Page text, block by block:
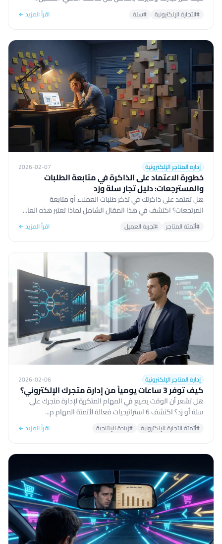
#التجارة الإلكترونية #سلة اقرأ المزيد ←
إدارة المتاجر الإلكترونية 2026-02-07
خطورة الاعتماد على الذاكرة في متابعة الطلبات
والمسترجعات: دليل تجار سلة وزد
هل تعتمد على ذاكرتك في تذكر طلبات العملاء أو متابعة
المرتجعات؟ اكتشف في هذا المقال الشامل لماذا تعتبر هذه العا...
#أتمتة المتاجر #تجربة العميل اقرأ المزيد ←
إدارة المتاجر الإلكترونية 2026-02-06
كيف توفر 3 ساعات يومياً من إدارة متجرك الإلكتروني؟
هل تشعر أن الوقت يضيع في المهام المتكررة لإدارة متجرك على
سلة أو زد؟ اكتشف 6 استراتيجيات فعالة لأتمتة المهام م...
#أتمتة التجارة الإلكترونية #زيادة الإنتاجية اقرأ المزيد ←